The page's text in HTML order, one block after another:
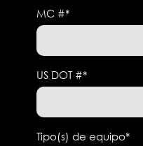
MC #*
US DOT #*
Tipo(s) de equipo*